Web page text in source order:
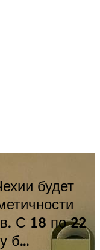
будет
С 18 по 22
б…